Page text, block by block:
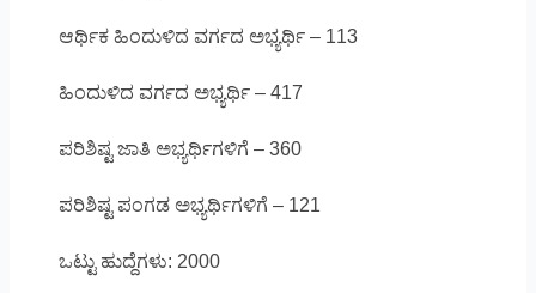
ಆರ್ಥಿಕ ಹಿಂದುಳಿದ ವರ್ಗದ ಅಭ್ಯರ್ಥಿ – 113
ಹಿಂದುಳಿದ ವರ್ಗದ ಅಭ್ಯರ್ಥಿ – 417
ಪರಿಶಿಷ್ಟ ಜಾತಿ ಅಭ್ಯರ್ಥಿಗಳಿಗೆ – 360
ಪರಿಶಿಷ್ಟ ಪಂಗಡ ಅಭ್ಯರ್ಥಿಗಳಿಗೆ – 121
ಒಟ್ಟು ಹುದ್ದೆಗಳು: 2000